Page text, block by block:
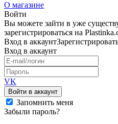
О магазине
Войти
Вы можете зайти в уже
зарегистрироваться на
Вход в аккаунт
Вход в аккаунт
VK
Войти в аккаунт
Запомнить меня
Забыли пароль?